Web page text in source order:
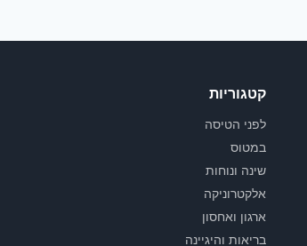
קטגוריות
לפני הטיסה
במטוס
שינה ונוחות
אלקטרוניקה
ארגון ואחסון
בריאות והיגיינה